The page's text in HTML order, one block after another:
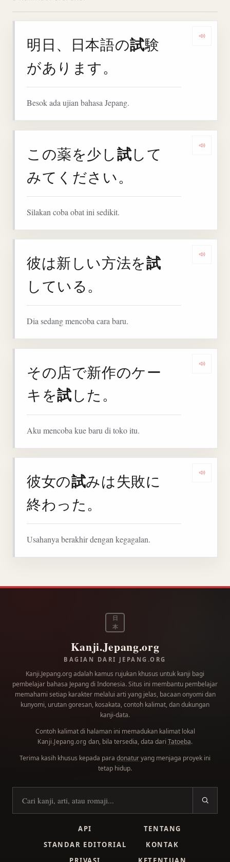
明日、日本語の試験
があります。
Besok ada ujian bahasa Jepang.
この薬を少し試して
みてください。
Silakan coba obat ini sedikit.
彼は新しい方法を試
している。
Dia sedang mencoba cara baru.
その店で新作のケー
キを試した。
Aku mencoba kue baru di toko itu.
彼女の試みは失敗に
終わった。
Usahanya berakhir dengan kegagalan.
日
本
Kanji.Jepang.org
BAGIAN DARI JEPANG.ORG
Kanji.Jepang.org adalah kamus rujukan khusus untuk kanji bagi
pembelajar bahasa Jepang di Indonesia. Situs ini membantu pembelajar
memahami setiap karakter melalui arti yang jelas, bacaan onyomi dan
kunyomi, urutan goresan, kosakata, contoh kalimat, dan dukungan
kanji-data.
Contoh kalimat di halaman ini memadukan kalimat lokal
Kanji.Jepang.org dan, bila tersedia, data dari Tatoeba.
Terima kasih khusus kepada para donaturyang menjaga proyek ini
tetap hidup.
Cari kanji
API
TENTANG
STANDAR EDITORIAL
KONTAK